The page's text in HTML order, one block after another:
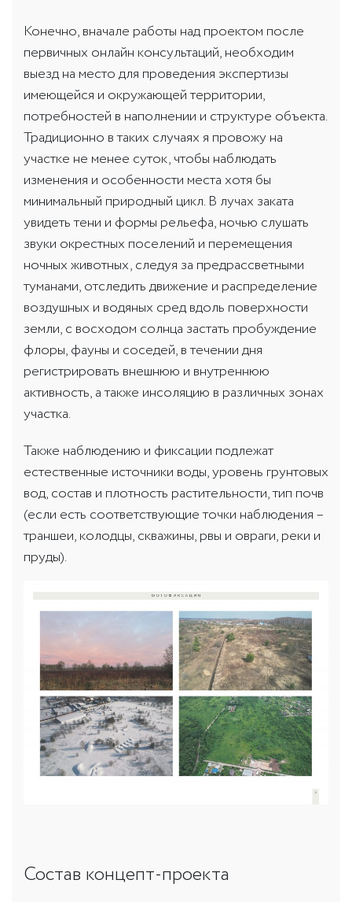
Конечно, вначале работы над проектом после
первичных онлайн консультаций, необходим
выезд на место для проведения экспертизы
имеющейся и окружающей территории,
потребностей в наполнении и структуре объекта.
Традиционно в таких случаях я провожу на
участке не менее суток, чтобы наблюдать
изменения и особенности места хотя бы
минимальный природный цикл. В лучах заката
увидеть тени и формы рельефа, ночью слушать
звуки окрестных поселений и перемещения
ночных животных, следуя за предрассветными
туманами, отследить движение и распределение
воздушных и водяных сред вдоль поверхности
земли, с восходом солнца застать пробуждение
флоры, фауны и соседей, в течении дня
регистрировать внешнюю и внутреннюю
активность, а также инсоляцию в различных зонах
участка.
Также наблюдению и фиксации подлежат
естественные источники воды, уровень грунтовых
вод, состав и плотность растительности, тип почв
(если есть соответствующие точки наблюдения –
траншеи, колодцы, скважины, рвы и овраги, реки и
пруды).
Состав концепт-проекта